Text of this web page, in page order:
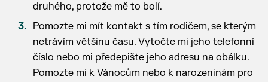
druhého, protože mě to bolí.
Pomozte mi mít kontakt s tím rodičem, se kterým
netrávím většinu času. Vytočte mi jeho telefonní
číslo nebo mi předepište jeho adresu na obálku.
Pomozte mi k Vánocům nebo k narozeninám pro